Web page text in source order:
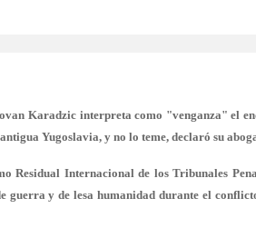
Karadzic interpreta como "venganza" el
Yugoslavia, y no lo teme, declaró su
Residual Internacional de los Tribunales
guerra y de lesa humanidad durante el